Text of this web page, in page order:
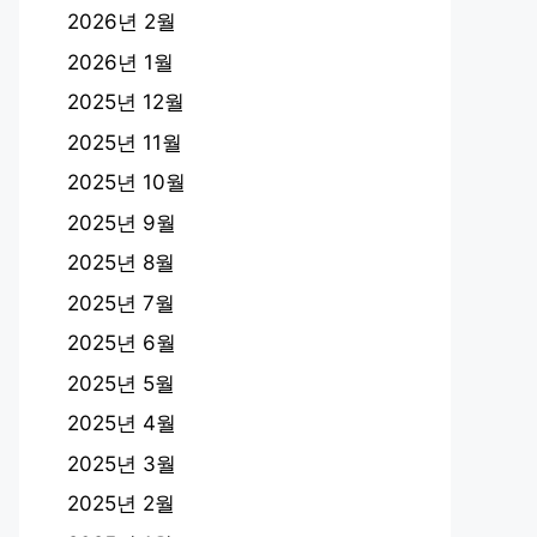
2026년 2월
2026년 1월
2025년 12월
2025년 11월
2025년 10월
2025년 9월
2025년 8월
2025년 7월
2025년 6월
2025년 5월
2025년 4월
2025년 3월
2025년 2월